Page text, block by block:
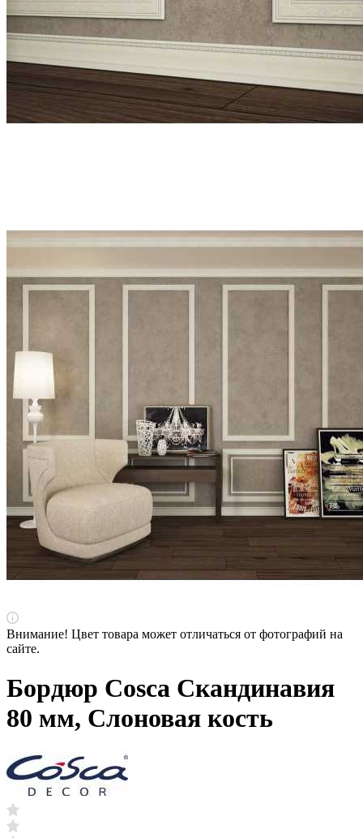
Внимание! Цвет товара может отличаться от фотографий на
сайте.
Бордюр Cosca Скандинавия
80 мм, Слоновая кость